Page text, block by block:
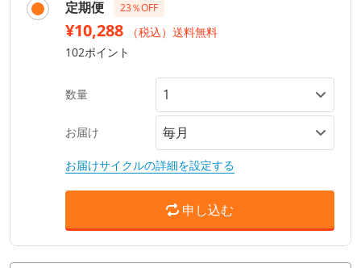
定期便 23％OFF
¥10,288
（税込）送料無料
102ポイント
数量
お届け
お届けサイクルの詳細を設定する
申し込む